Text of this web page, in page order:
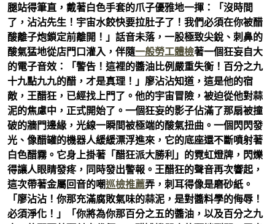
腿站得筆直，戴著白色手套的爪子優雅地一揮：「沒時間
了，沾沾先生！宇宙水餃快要拉肚子了！我們必須在你被醋
酸離子炮鎖定前離開！」話音未落，一股極致尖銳、刺鼻的
酸氣猛地從店門口灌入，伴隨一般勞工體檢著一個狂妄自大
的電子音效：「警告！這裡的醬油比例嚴重失衡！百分之九
十九點九九的醋，才是真理！」廖沾沾知道，這是他的宿
敵，王醋狂，已經找上門了。他的宇宙冒險，被迫從他對蒜
泥的焦慮中，正式開始了。一個狂妄的影子佔滿了那扇被撞
破的牆門邊緣，光線一瞬間被極端的酸氣扭曲。一個閃閃發
光、像醋罐的機器人緩緩漂浮進來，它的底座還不斷噴射著
白色醋霧。它身上掛著「醋狂派大勝利」的霓虹燈牌，閃爍
得讓人眼睛發疼，同時發出警報。王醋狂的聲音再次響起，
這次帶著金屬回音的嘲巡檢推薦弄，刺耳得像是磨砂紙。
「廖沾沾！你那充滿腐敗氣味的蒜泥，是對醬料學的侮辱！
必須淨化！」「你將為你那百分之五的醬油，以及百分之九